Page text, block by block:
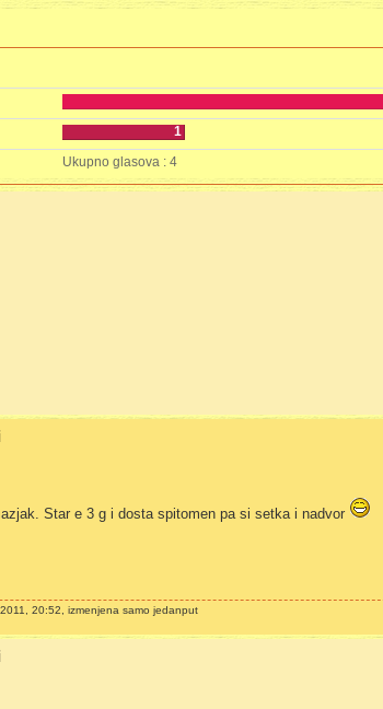
1
Ukupno glasova : 4
Star e 3 g i dosta spitomen pa si setka i nadvor
20:52, izmenjena samo jedanput